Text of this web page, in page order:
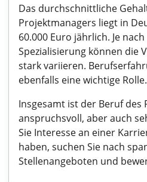
Das durchschnittliche
Projektmanagers liegt in
60.000 Euro jährlich. Je
Spezialisierung können die
stark variieren.
ebenfalls eine wichtige Rolle.
Insgesamt ist der Beruf des
anspruchsvoll, aber auch
Sie Interesse an einer
haben, suchen Sie nach
Stellenangeboten und